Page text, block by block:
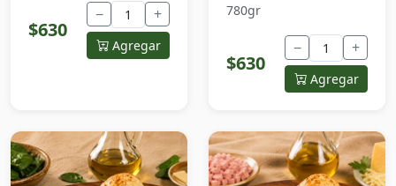
$630
− +
Agregar
780gr
$630
− +
Agregar